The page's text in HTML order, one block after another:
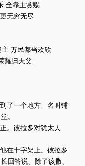
全靠主赏赐
无穷无尽
万民都当欢欣
耀归天父
了一个地方、名叫铺
。
。彼拉多对犹太人
在十字架上。彼拉多
回答说、除了该撒、